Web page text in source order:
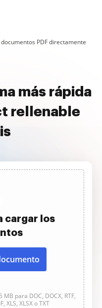
PDF directamente
más rápida
rellenable
cargar los
para DOC, DOCX, RTF,
XLS, XLSX o TXT